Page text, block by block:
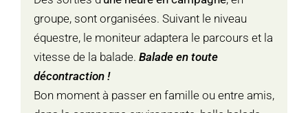
groupe, sont organisées. Suivant le niveau
équestre, le moniteur adaptera le parcours et la
vitesse de la balade. Balade en toute
décontraction !
Bon moment à passer en famille ou entre amis,